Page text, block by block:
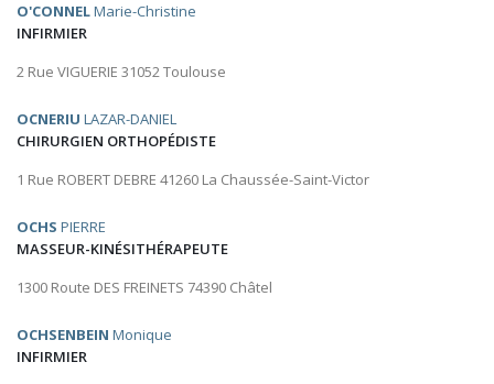
O'CONNELMarie-Christine
INFIRMIER
2 Rue VIGUERIE 31052 Toulouse
OCNERIU LAZAR-DANIEL
CHIRURGIEN ORTHOPÉDISTE
1 Rue ROBERT DEBRE 41260 La Chaussée-Saint-Victor
OCHS PIERRE
MASSEUR-KINÉSITHÉRAPEUTE
1300 Route DES FREINETS 74390 Châtel
OCHSENBEIN Monique
INFIRMIER